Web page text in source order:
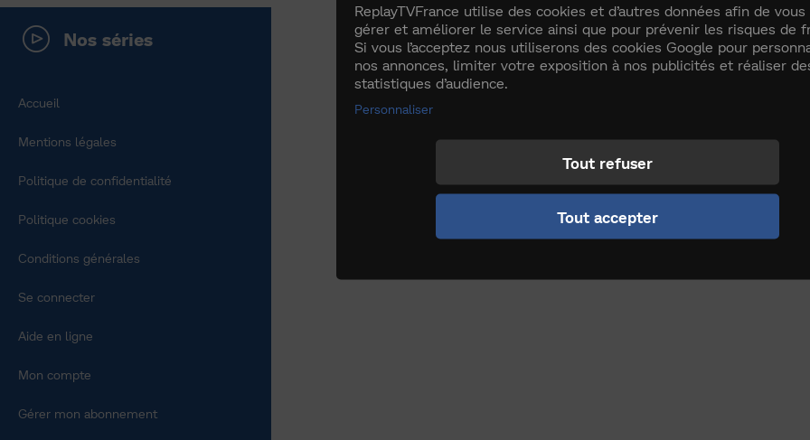
Nos séries
Accueil
Mentions légales
Politique de confidentialité
Politique cookies
Conditions générales
Se connecter
Aide en ligne
Mon compte
Gérer mon abonnement
ReplayTVFrance utilise des cookies et d’autres données afin de vous
gérer et améliorer le service ainsi que pour prévenir les risques de
Si vous l’acceptez nous utiliserons des cookies Google pour
nos annonces, limiter votre exposition à nos publicités et réaliser
statistiques d’audience.
Personnaliser
Tout refuser
Tout accepter